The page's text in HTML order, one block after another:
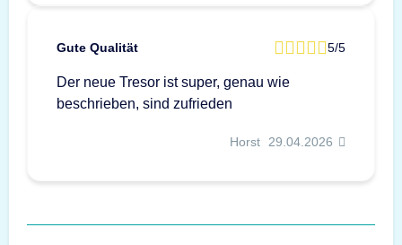
Gute Qualität 5/5
Der neue Tresor ist super, genau wie
beschrieben, sind zufrieden
Horst 29.04.2026